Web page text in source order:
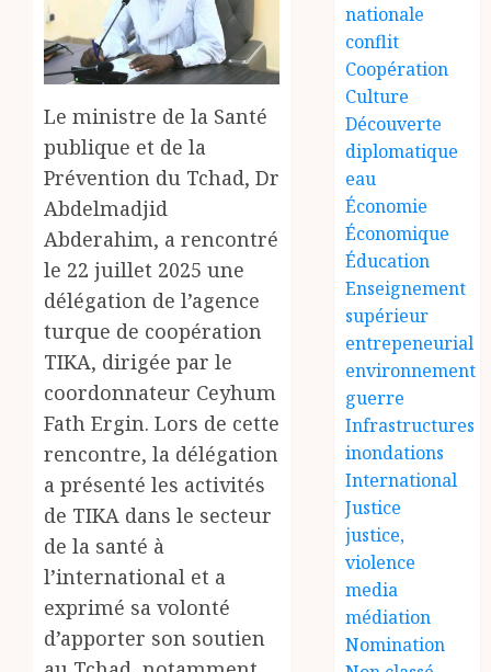
Le ministre de la Santé
publique et de la
Prévention du Tchad, Dr
Abdelmadjid
Abderahim, a rencontré
le 22 juillet 2025 une
délégation de l’agence
turque de coopération
TIKA, dirigée par le
coordonnateur Ceyhum
Fath Ergin. Lors de cette
rencontre, la délégation
a présenté les activités
de TIKA dans le secteur
de la santé à
l’international et a
exprimé sa volonté
d’apporter son soutien
nationale
conflit
Coopération
Culture
Découverte
diplomatique
eau
Économie
Économique
Éducation
Enseignement
supérieur
entrepeneurial
environnement
guerre
Infrastructures
inondations
International
Justice
justice,
violence
media
médiation
Nomination